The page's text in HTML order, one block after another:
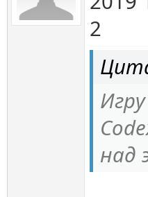
2
над